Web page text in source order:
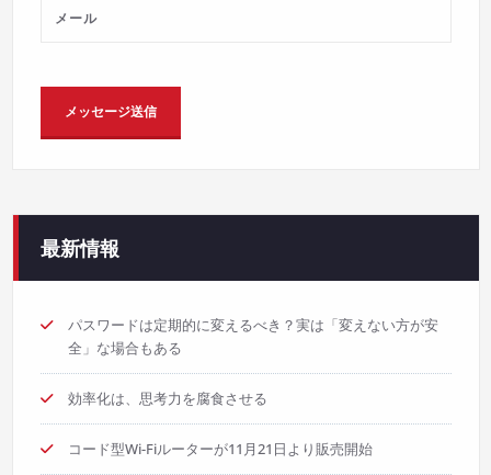
最新情報
パスワードは定期的に変えるべき？実は「変えない方が安
全」な場合もある
効率化は、思考力を腐食させる
コード型Wi-Fiルーターが11月21日より販売開始